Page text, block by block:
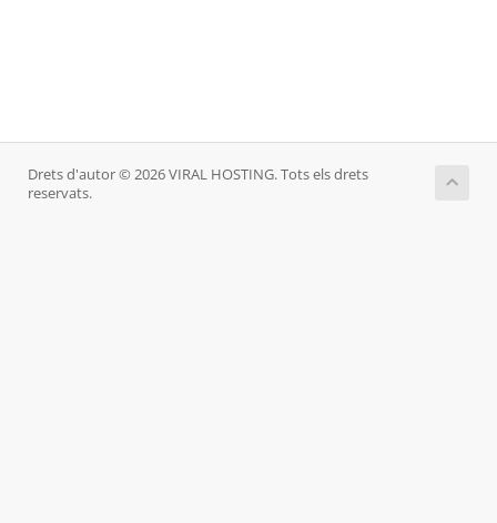
Drets d'autor © 2026 VIRAL HOSTING. Tots els drets
reservats.